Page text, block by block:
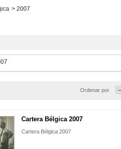
> 2007
Ordenar por
Cartera Bélgica 2007
Cartera Bélgica 2007